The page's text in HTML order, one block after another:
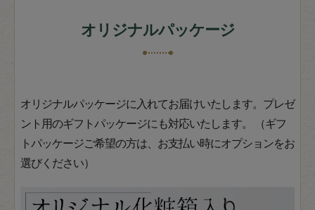
オリジナルパッケージ
オリジナルパッケージに入れてお届けいたします。プレゼ
ント用のギフトパッケージにも対応いたします。 （ギフ
トパッケージご希望の方は、お支払い時にオプションをお
選びください）